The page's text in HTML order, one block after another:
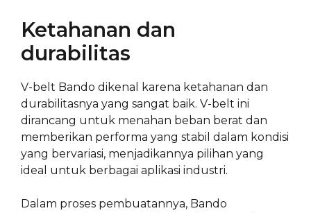
Ketahanan dan
durabilitas
V-belt Bando dikenal karena ketahanan dan
durabilitasnya yang sangat baik. V-belt ini
dirancang untuk menahan beban berat dan
memberikan performa yang stabil dalam kondisi
yang bervariasi, menjadikannya pilihan yang
ideal untuk berbagai aplikasi industri.
Dalam proses pembuatannya, Bando